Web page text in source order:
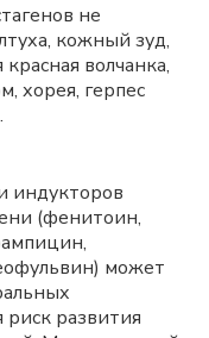
не
кожный зуд,
волчанка,
хорея, герпес
индукторов
(фенитоин,
может
риск развития